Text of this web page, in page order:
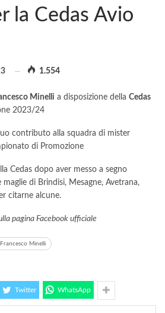
la Cedas Avio
1.554
Minelli a disposizione della Cedas
2023/24
contributo alla squadra di mister
di Promozione
Cedas dopo aver messo a segno
di Brindisi, Mesagne, Avetrana,
citarne alcune.
pagina Facebook ufficiale
Francesco Minelli
Twitter WhatsApp